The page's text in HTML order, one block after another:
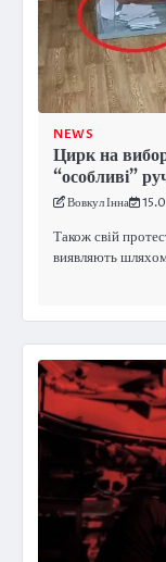
NEWS
Цирк на
“особливі”
Вовкул Інна
Також свій
виявляють